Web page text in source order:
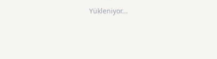
Yükleniyor...